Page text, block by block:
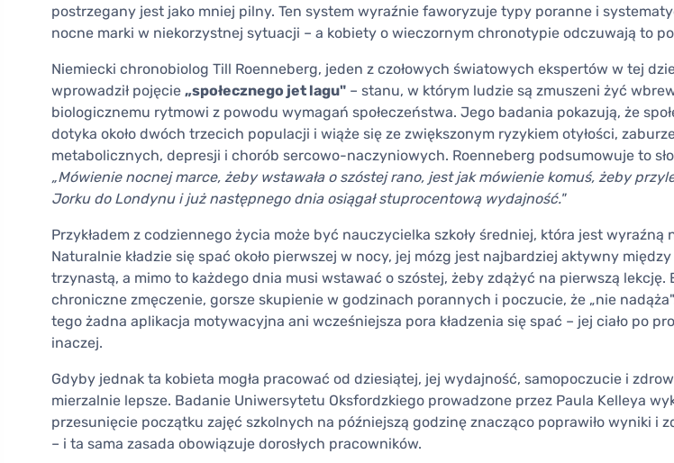
postrzegany jest jako mniej pilny. Ten system wyraźnie faworyzuje typy poranne i
nocne marki w niekorzystnej sytuacji – a kobiety o wieczornym chronotypie odczuwają to
Niemiecki chronobiolog Till Roenneberg, jeden z czołowych światowych ekspertów w tej
wprowadził pojęcie „społecznego jet lagu" – stanu, w którym ludzie są zmuszeni żyć
biologicznemu rytmowi z powodu wymagań społeczeństwa. Jego badania pokazują, że
dotyka około dwóch trzecich populacji i wiąże się ze zwiększonym ryzykiem otyłości,
metabolicznych, depresji i chorób sercowo-naczyniowych. Roenneberg podsumowuje to
„Mówienie nocnej marce, żeby wstawała o szóstej rano, jest jak mówienie komuś, żeby
Jorku do Londynu i już następnego dnia osiągał stuprocentową wydajność."
Przykładem z codziennego życia może być nauczycielka szkoły średniej, która jest wyraźną
Naturalnie kładzie się spać około pierwszej w nocy, jej mózg jest najbardziej aktywny
trzynastą, a mimo to każdego dnia musi wstawać o szóstej, żeby zdążyć na pierwszą lekcję.
chroniczne zmęczenie, gorsze skupienie w godzinach porannych i poczucie, że „nie
tego żadna aplikacja motywacyjna ani wcześniejsza pora kładzenia się spać – jej ciało po
inaczej.
Gdyby jednak ta kobieta mogła pracować od dziesiątej, jej wydajność, samopoczucie i
mierzalnie lepsze. Badanie Uniwersytetu Oksfordzkiego prowadzone przez Paula Kelleya
przesunięcie początku zajęć szkolnych na późniejszą godzinę znacząco poprawiło wyniki i
– i ta sama zasada obowiązuje dorosłych pracowników.